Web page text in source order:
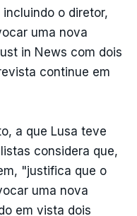
o diretor,
uma nova
in News com dois
continue em
a que Lusa teve
considera que,
"justifica que o
uma nova
em vista dois